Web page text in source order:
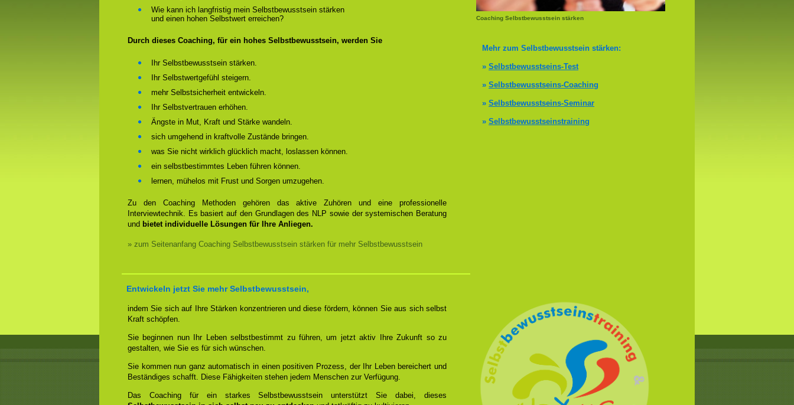
Coaching Selbstbewusstsein stärken
Wie kann ich langfristig mein Selbstbewusstsein stärken
und einen hohen Selbstwert erreichen?
Mehr zum Selbstbewusstsein stärken:
» Selbstbewusstseins-Test
» Selbstbewusstseins-Coaching
» Selbstbewusstseins-Seminar
» Selbstbewusstseinstraining
Durch dieses Coaching, für ein hohes Selbstbewusstsein, werden Sie
Ihr Selbstbewusstsein stärken.
Ihr Selbstwertgefühl steigern.
mehr Selbstsicherheit entwickeln.
Ihr Selbstvertrauen erhöhen.
Ängste in Mut, Kraft und Stärke wandeln.
sich umgehend in kraftvolle Zustände bringen.
was Sie nicht wirklich glücklich macht, loslassen können.
ein selbstbestimmtes Leben führen können.
lernen, mühelos mit Frust und Sorgen umzugehen.
Zu den Coaching Methoden gehören das aktive Zuhören und eine professionelle
Interviewtechnik. Es basiert auf den Grundlagen des NLP sowie der systemischen Beratung
und bietet individuelle Lösungen für Ihre Anliegen.
» zum Seitenanfang Coaching Selbstbewusstsein stärken für mehr Selbstbewusstsein
Entwickeln jetzt Sie mehr Selbstbewusstsein,
indem Sie sich auf Ihre Stärken konzentrieren und diese fördern, können Sie aus sich selbst
Kraft schöpfen.
Sie beginnen nun Ihr Leben selbstbestimmt zu führen, um jetzt aktiv Ihre Zukunft so zu
gestalten, wie Sie es für sich wünschen.
Sie kommen nun ganz automatisch in einen positiven Prozess, der Ihr Leben bereichert und
Beständiges schafft. Diese Fähigkeiten stehen jedem Menschen zur Verfügung.
Das Coaching für ein starkes Selbstbewusstsein unterstützt Sie dabei, dieses